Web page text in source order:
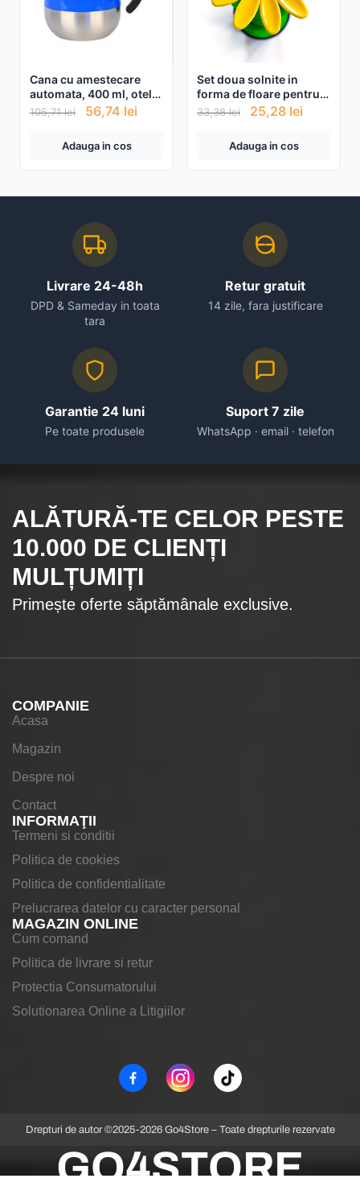
Cana cu amestecare
automata, 400 ml, otel
inoxidabil
105,71lei 56,74 lei
Adauga in cos
Set doua solnite in
forma de floare pentru
sare si piper
33,38lei 25,28 lei
Adauga in cos
Livrare 24-48h
DPD & Sameday in toata
tara
Retur gratuit
14 zile, fara justificare
Garantie 24 luni
Pe toate produsele
Suport 7 zile
WhatsApp · email · telefon
ALĂTURĂ-TE CELOR PESTE
10.000 DE CLIENȚI
MULȚUMIȚI
Primește oferte săptămânale exclusive.
COMPANIE
Acasa
Magazin
Despre noi
Contact
INFORMAŢII
Termeni si conditii
Politica de cookies
Politica de confidentialitate
Prelucrarea datelor cu caracter personal
MAGAZIN ONLINE
Cum comand
Politica de livrare si retur
Protectia Consumatorului
Solutionarea Online a Litigiilor
Drepturi de autor ©2025-2026 Go4Store – Toate drepturile rezervate
GO4STORE